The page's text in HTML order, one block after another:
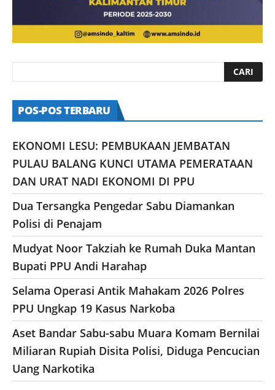
POS-POS TERBARU
EKONOMI LESU: PEMBUKAAN JEMBATAN
PULAU BALANG KUNCI UTAMA PEMERATAAN
DAN URAT NADI EKONOMI DI PPU
Dua Tersangka Pengedar Sabu Diamankan
Polisi di Penajam
Mudyat Noor Takziah ke Rumah Duka Mantan
Bupati PPU Andi Harahap
Selama Operasi Antik Mahakam 2026 Polres
PPU Ungkap 19 Kasus Narkoba
Aset Bandar Sabu-sabu Muara Komam Bernilai
Miliaran Rupiah Disita Polisi, Diduga Pencucian
Uang Narkotika